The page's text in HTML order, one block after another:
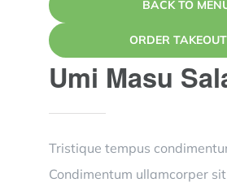
BACK TO
ORDER TAKEOUT
Umi Masu
Tristique tempus
Condimentum ullamcorper